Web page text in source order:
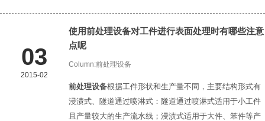
03
2015-02
使用前处理设备对工件进行表面处理时有哪些注意
点呢
Column:前处理设备
前处理设备根据工件形状和生产量不同，主要结构形式有
浸渍式、隧道通过喷淋式：隧道通过喷淋式适用于小工件
且产量较大的生产流水线；浸渍式适用于大件、笨件等产